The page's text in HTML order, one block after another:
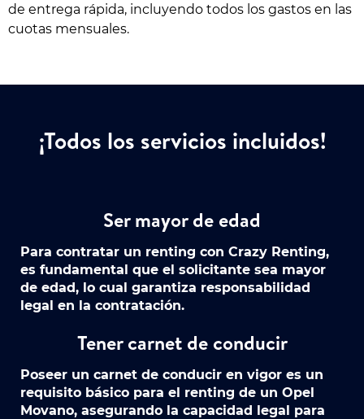
de entrega rápida, incluyendo todos los gastos en las
cuotas mensuales.
¡Todos los servicios incluidos!
Ser mayor de edad
Para contratar un renting con Crazy Renting,
es fundamental que el solicitante sea mayor
de edad, lo cual garantiza responsabilidad
legal en la contratación.
Tener carnet de conducir
Poseer un carnet de conducir en vigor es un
requisito básico para el renting de un Opel
Movano, asegurando la capacidad legal para